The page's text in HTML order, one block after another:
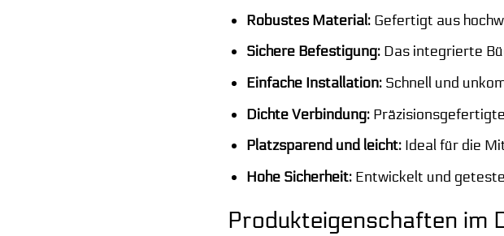
Robustes Material: Gefertigt aus
Sichere Befestigung: Das integrierte
Einfache Installation: Schnell und
Dichte Verbindung:
Platzsparend und leicht: Ideal für die
Hohe Sicherheit: Entwickelt und
Produkteigenschaften im